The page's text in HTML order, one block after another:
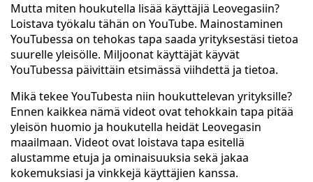
Mutta miten houkutella lisää käyttäjiä Leovegasiin?
Loistava työkalu tähän on YouTube. Mainostaminen
YouTubessa on tehokas tapa saada yrityksestäsi tietoa
suurelle yleisölle. Miljoonat käyttäjät käyvät
YouTubessa päivittäin etsimässä viihdettä ja tietoa.
Mikä tekee YouTubesta niin houkuttelevan yrityksille?
Ennen kaikkea nämä videot ovat tehokkain tapa pitää
yleisön huomio ja houkutella heidät Leovegasin
maailmaan. Videot ovat loistava tapa esitellä
alustamme etuja ja ominaisuuksia sekä jakaa
kokemuksiasi ja vinkkejä käyttäjien kanssa.